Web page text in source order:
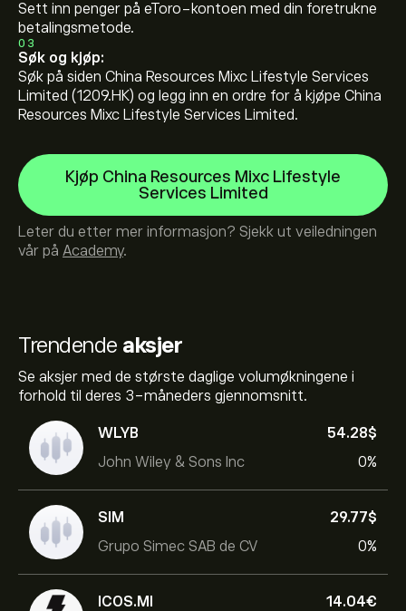
Trendende aksjer
Se aksjer med de største daglige volumøkningene i
forhold til deres 3-måneders gjennomsnitt.
WLYB
John Wiley & Sons Inc
54.28‎$‎
0%
SIM
Grupo Simec SAB de CV
29.77‎$‎
0%
ICOS.MI
14.04‎€‎
Sett inn penger på eToro-kontoen med din foretrukne
betalingsmetode.
03
Søk og kjøp:
Søk på siden China Resources Mixc Lifestyle Services
Limited (1209.HK) og legg inn en ordre for å kjøpe China
Resources Mixc Lifestyle Services Limited.
Kjøp China Resources Mixc Lifestyle
Services Limited
Leter du etter mer informasjon? Sjekk ut veiledningen
vår på Academy.